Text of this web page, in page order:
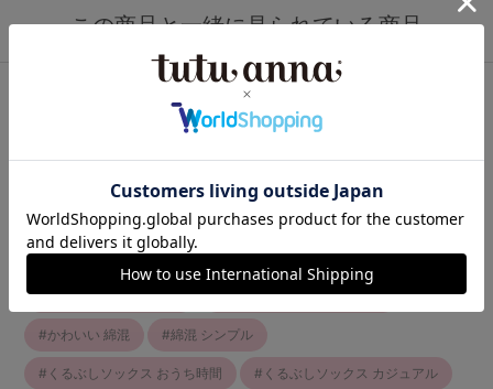
この商品と一緒に見られている商品
最近チェックしたアイテム
関連キーワード
すべり止め付き キッズ すべり止め付き 綿混
綿混 キッズ かわいい カジュアル
くるぶしソックス 綿混 すべり止め付き カジュアル
かわいい 綿混 綿混 シンプル
くるぶしソックス おうち時間 くるぶしソックス カジュアル